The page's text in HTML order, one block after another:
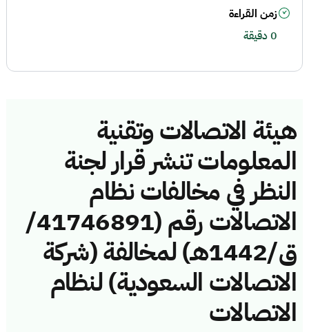
هيئة الاتصالات وتقنية
المعلومات تنشر قرار لجنة
النظر في مخالفات نظام
الاتصالات رقم (41746891/
ق/1442هـ) لمخالفة (شركة
الاتصالات السعودية) لنظام
الاتصالات
زمن القراءة
0 دقيقة